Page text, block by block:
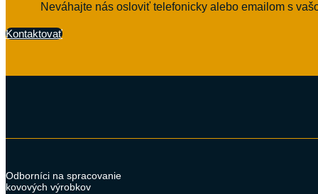
Neváhajte nás osloviť telefonicky alebo emailom s
Kontaktovať
Odborníci na spracovanie
kovových výrobkov